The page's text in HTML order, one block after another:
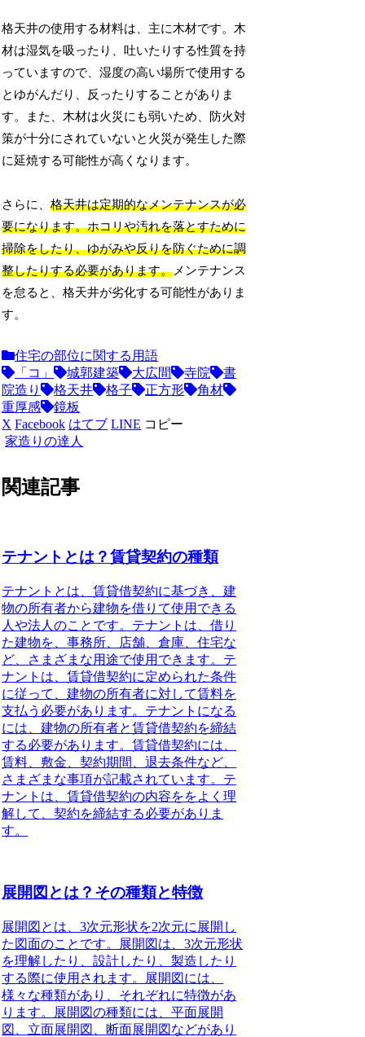
格天井の使用する材料は、主に木材です。木
材は湿気を吸ったり、吐いたりする性質を持
っていますので、湿度の高い場所で使用する
とゆがんだり、反ったりすることがありま
す。また、木材は火災にも弱いため、防火対
策が十分にされていないと火災が発生した際
に延焼する可能性が高くなります。
さらに、格天井は定期的なメンテナンスが必
要になります。ホコリや汚れを落とすために
掃除をしたり、ゆがみや反りを防ぐために調
整したりする必要があります。メンテナンス
を怠ると、格天井が劣化する可能性がありま
す。
住宅の部位に関する用語
「コ」
城郭建築 大広間 寺院
書
院造り
格天井 格子 正方形
角材
重厚感
鏡板
X Facebook はてブ LINE コピー
家造りの達人
関連記事
テナントとは？賃貸契約の種類
テナントとは、賃貸借契約に基づき、建
物の所有者から建物を借りて使用できる
人や法人のことです。テナントは、借り
た建物を、事務所、店舗、倉庫、住宅な
ど、さまざまな用途で使用できます。テ
ナントは、賃貸借契約に定められた条件
に従って、建物の所有者に対して賃料を
支払う必要があります。テナントになる
には、建物の所有者と賃貸借契約を締結
する必要があります。賃貸借契約には、
賃料、敷金、契約期間、退去条件など、
さまざまな事項が記載されています。テ
ナントは、賃貸借契約の内容ををよく理
解して、契約を締結する必要がありま
す。
展開図とは？その種類と特徴
展開図とは、3次元形状を2次元に展開し
た図面のことです。展開図は、3次元形状
を理解したり、設計したり、製造したり
する際に使用されます。展開図には、
様々な種類があり、それぞれに特徴があ
ります。展開図の種類には、平面展開
図、立面展開図、断面展開図などがあり